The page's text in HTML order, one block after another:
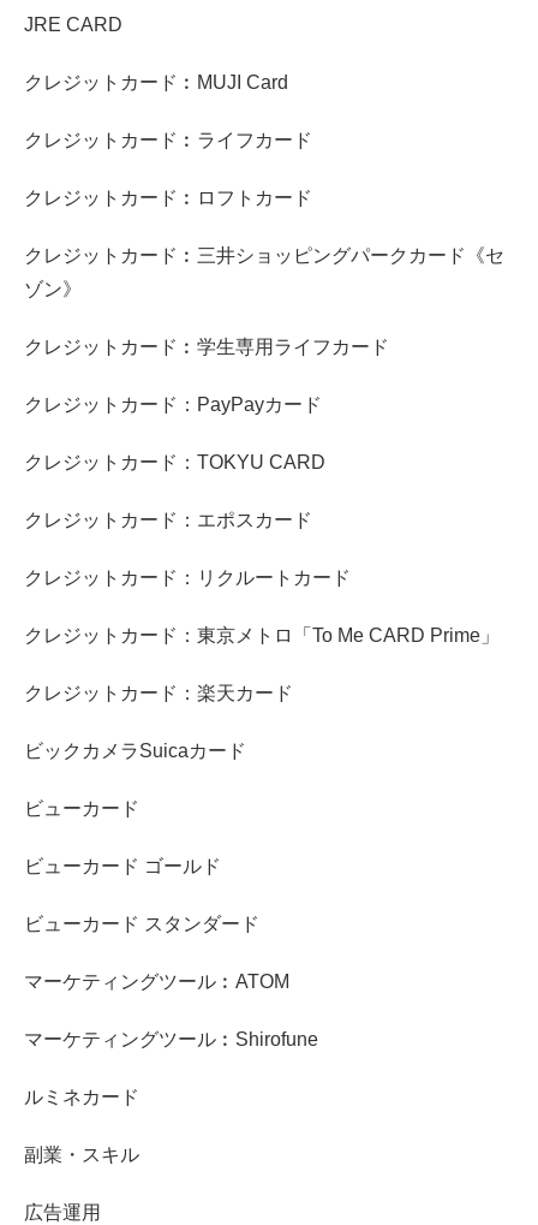
JRE CARD
クレジットカード︰MUJI Card
クレジットカード︰ライフカード
クレジットカード︰ロフトカード
クレジットカード︰三井ショッピングパークカード《セ
ゾン》
クレジットカード︰学生専用ライフカード
クレジットカード：PayPayカード
クレジットカード：TOKYU CARD
クレジットカード：エポスカード
クレジットカード：リクルートカード
クレジットカード：東京メトロ「To Me CARD Prime」
クレジットカード：楽天カード
ビックカメラSuicaカード
ビューカード
ビューカード ゴールド
ビューカード スタンダード
マーケティングツール︰ATOM
マーケティングツール︰Shirofune
ルミネカード
副業・スキル
広告運用